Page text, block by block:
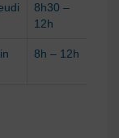
8h30 –
12h
8h – 12h